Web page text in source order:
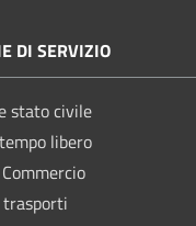
DI SERVIZIO
stato civile
libero